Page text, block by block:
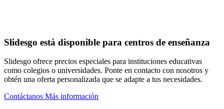
Slidesgo está disponible para centros de enseñanza
Slidesgo ofrece precios especiales para instituciones educativas
como colegios o universidades. Ponte en contacto con nosotros y
obtén una oferta personalizada que se adapte a tus necesidades.
Contáctanos Más información